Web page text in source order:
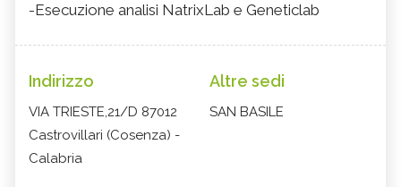
-Esecuzione analisi NatrixLab e Geneticlab
Indirizzo
VIA TRIESTE,21/D 87012
Castrovillari (Cosenza) -
Calabria
Altre sedi
SAN BASILE